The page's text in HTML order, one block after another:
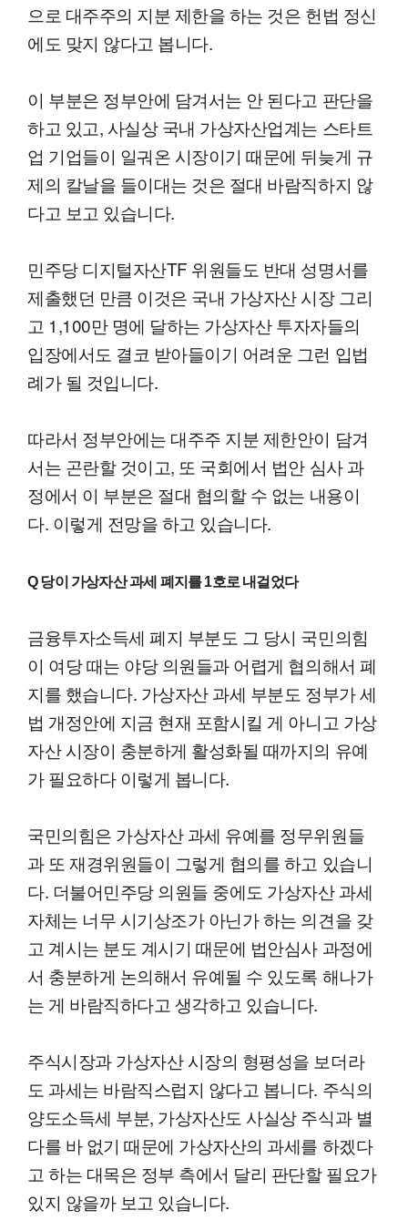
으로 대주주의 지분 제한을 하는 것은 헌법 정신
에도 맞지 않다고 봅니다.
이 부분은 정부안에 담겨서는 안 된다고 판단을
하고 있고, 사실상 국내 가상자산업계는 스타트
업 기업들이 일궈온 시장이기 때문에 뒤늦게 규
제의 칼날을 들이대는 것은 절대 바람직하지 않
다고 보고 있습니다.
민주당 디지털자산TF 위원들도 반대 성명서를
제출했던 만큼 이것은 국내 가상자산 시장 그리
고 1,100만 명에 달하는 가상자산 투자자들의
입장에서도 결코 받아들이기 어려운 그런 입법
례가 될 것입니다.
따라서 정부안에는 대주주 지분 제한안이 담겨
서는 곤란할 것이고, 또 국회에서 법안 심사 과
정에서 이 부분은 절대 협의할 수 없는 내용이
다. 이렇게 전망을 하고 있습니다.
Q 당이 가상자산 과세 폐지를 1호로 내걸었다
금융투자소득세 폐지 부분도 그 당시 국민의힘
이 여당 때는 야당 의원들과 어렵게 협의해서 폐
지를 했습니다. 가상자산 과세 부분도 정부가 세
법 개정안에 지금 현재 포함시킬 게 아니고 가상
자산 시장이 충분하게 활성화될 때까지의 유예
가 필요하다 이렇게 봅니다.
국민의힘은 가상자산 과세 유예를 정무위원들
과 또 재경위원들이 그렇게 협의를 하고 있습니
다. 더불어민주당 의원들 중에도 가상자산 과세
자체는 너무 시기상조가 아닌가 하는 의견을 갖
고 계시는 분도 계시기 때문에 법안심사 과정에
서 충분하게 논의해서 유예될 수 있도록 해나가
는 게 바람직하다고 생각하고 있습니다.
주식시장과 가상자산 시장의 형평성을 보더라
도 과세는 바람직스럽지 않다고 봅니다. 주식의
양도소득세 부분, 가상자산도 사실상 주식과 별
다를 바 없기 때문에 가상자산의 과세를 하겠다
고 하는 대목은 정부 측에서 달리 판단할 필요가
있지 않을까 보고 있습니다.